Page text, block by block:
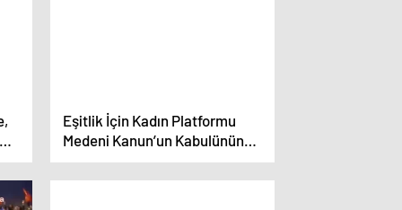
Eşitlik İçin Kadın Platformu
Medeni Kanun’un Kabulünün
Yıl Dönümünü Kutladı